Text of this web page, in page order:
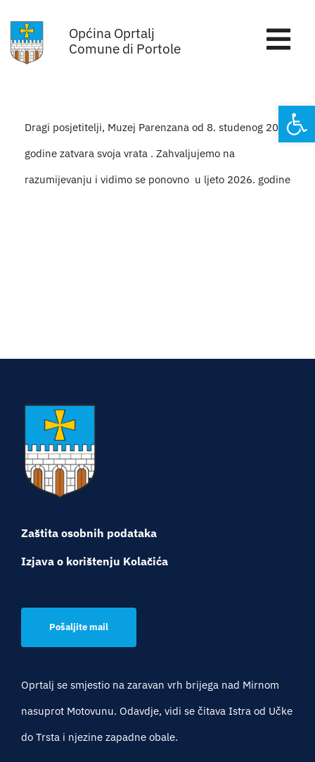
content
Općina Oprtalj
Comune di Portole
Općinska uprava
Sa sjednica vijeća
Dragi posjetitelji, Muzej Parenzana od 8. studenog 2025.
godine zatvara svoja vrata . Zahvaljujemo na
razumijevanju i vidimo se ponovno u ljeto 2026. godine
Zaštita osobnih podataka
Izjava o korištenju Kolačića
Pošaljite mail
Oprtalj se smjestio na zaravan vrh brijega nad Mirnom
nasuprot Motovunu. Odavdje, vidi se čitava Istra od Učke
do Trsta i njezine zapadne obale.